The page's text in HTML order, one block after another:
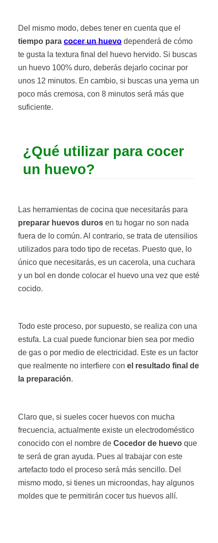
Del mismo modo, debes tener en cuenta que el
tiempo para cocer un huevo dependerá de cómo
te gusta la textura final del huevo hervido. Si buscas
un huevo 100% duro, deberás dejarlo cocinar por
unos 12 minutos. En cambio, si buscas una yema un
poco más cremosa, con 8 minutos será más que
suficiente.
¿Qué utilizar para cocer
un huevo?
Las herramientas de cocina que necesitarás para
preparar huevos duros en tu hogar no son nada
fuera de lo común. Al contrario, se trata de utensilios
utilizados para todo tipo de recetas. Puesto que, lo
único que necesitarás, es un cacerola, una cuchara
y un bol en donde colocar el huevo una vez que esté
cocido.
Todo este proceso, por supuesto, se realiza con una
estufa. La cual puede funcionar bien sea por medio
de gas o por medio de electricidad. Este es un factor
que realmente no interfiere con el resultado final de
la preparación.
Claro que, si sueles cocer huevos con mucha
frecuencia, actualmente existe un electrodoméstico
conocido con el nombre de Cocedor de huevo que
te será de gran ayuda. Pues al trabajar con este
artefacto todo el proceso será más sencillo. Del
mismo modo, si tienes un microondas, hay algunos
moldes que te permitirán cocer tus huevos allí.